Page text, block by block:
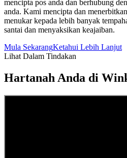
mencipta pos anda dan berhubung
anda. Kami mencipta dan
menukar kepada lebih banyak
santai dan menyaksikan keajaiban.
Mula SekarangKetahui Lebih Lanjut
Lihat Dalam Tindakan
Hartanah Anda di